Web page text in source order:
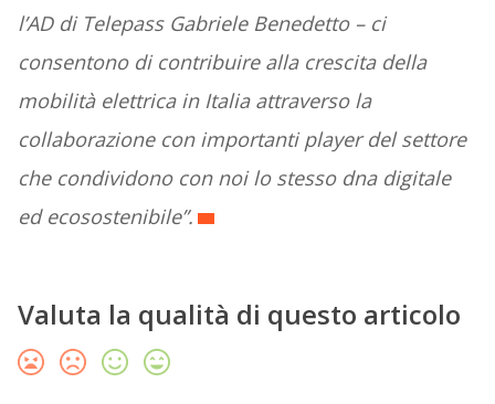
l’AD di Telepass Gabriele Benedetto – ci
consentono di contribuire alla crescita della
mobilità elettrica in Italia attraverso la
collaborazione con importanti player del settore
che condividono con noi lo stesso dna digitale
ed ecosostenibile”.
Valuta la qualità di questo articolo